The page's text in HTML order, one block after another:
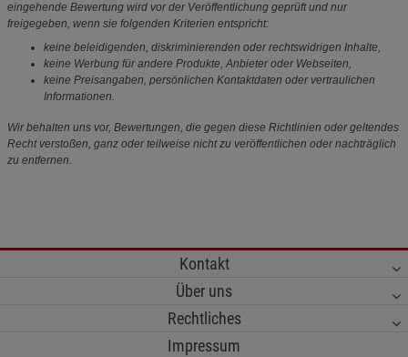
eingehende Bewertung wird vor der Veröffentlichung geprüft und nur
freigegeben, wenn sie folgenden Kriterien entspricht:
keine beleidigenden, diskriminierenden oder rechtswidrigen Inhalte,
keine Werbung für andere Produkte, Anbieter oder Webseiten,
keine Preisangaben, persönlichen Kontaktdaten oder vertraulichen
Informationen.
Wir behalten uns vor, Bewertungen, die gegen diese Richtlinien oder geltendes
Recht verstoßen, ganz oder teilweise nicht zu veröffentlichen oder nachträglich
zu entfernen.
Kontakt
Über uns
Rechtliches
Impressum